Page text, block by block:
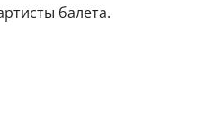
балета.